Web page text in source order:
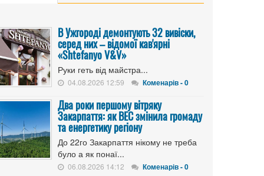
В Ужгороді демонтують 32 вивіски,
серед них – відомої кав'ярні
«Shtefanyo V&V»
Руки геть від майстра...
04.08.2026 12:59 Коменарів - 0
Два роки першому вітряку
Закарпаття: як ВЕС змінила громаду
та енергетику регіону
До 22го Закарпаття нікому не треба
було а як понаї...
06.08.2026 14:12 Коменарів - 0